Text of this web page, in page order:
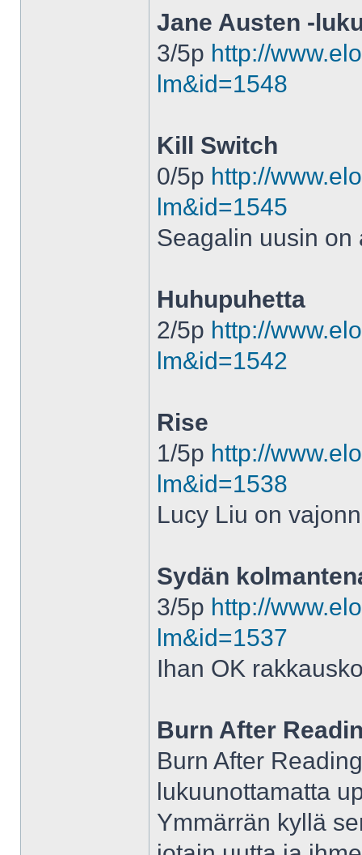
Jane Austen -
3/5p http://
lm&id=1548
Kill Switch
0/5p http://
lm&id=1545
Seagalin uusin on
Huhupuhetta
2/5p http://
lm&id=1542
Rise
1/5p http://
lm&id=1538
Lucy Liu on
Sydän
3/5p http://
lm&id=1537
Ihan OK
Burn After
Burn After
lukuunottamatta
Ymmärrän kyllä